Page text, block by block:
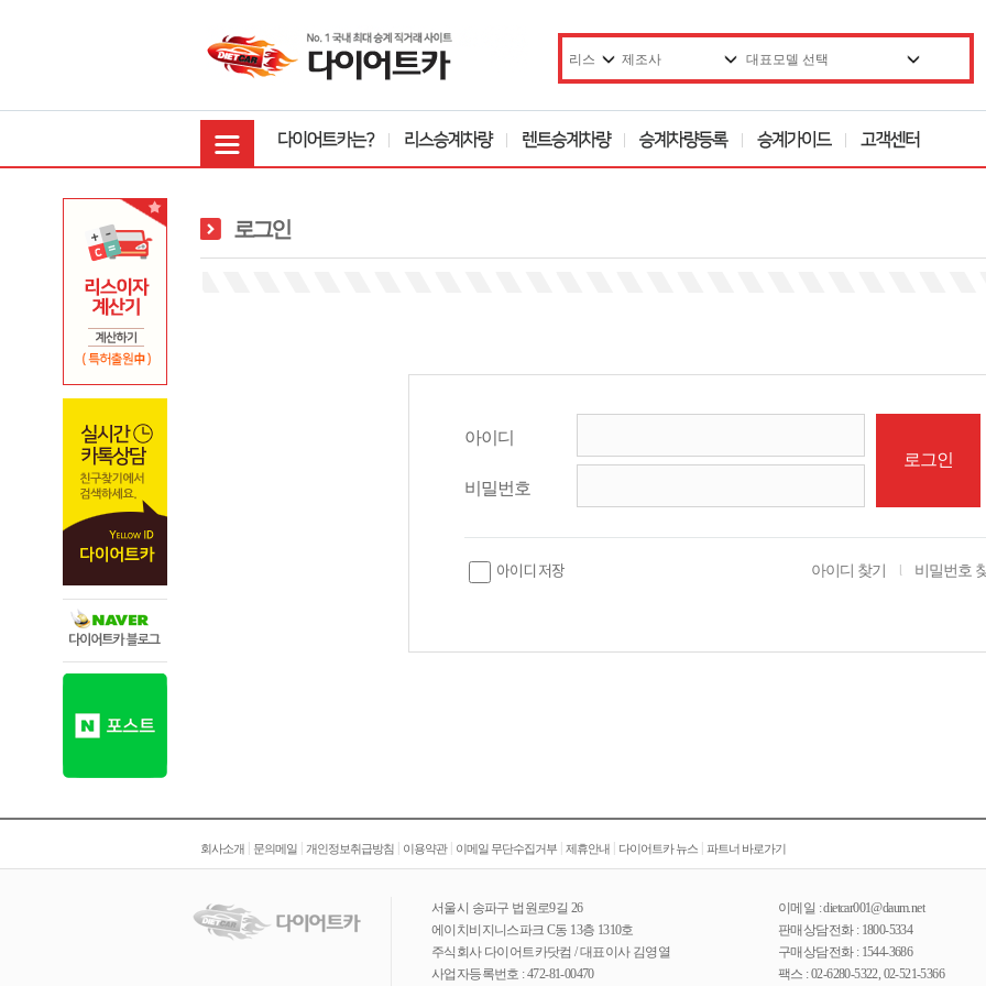
로그인
아이디
비밀번호
아이디 저장 아이디 찾기 l 비밀번호
회사소개 문의메일 개인정보취급방침 이용약관| 이메일 무단수집거부 제휴안내 다이어트카 뉴스 파트너 바로가기
서울시 송파구 법원로9길 26
에이치비지니스파크 C동 13층 1310호
주식회사 다이어트카닷컴 / 대표이사 김영열
사업자등록번호 : 472-81-00470
이메일 : dietcar001@daum.net
판매상담전화 : 1800-5334
구매상담전화 : 1544-3686
팩스 : 02-6280-5322, 02-521-5366